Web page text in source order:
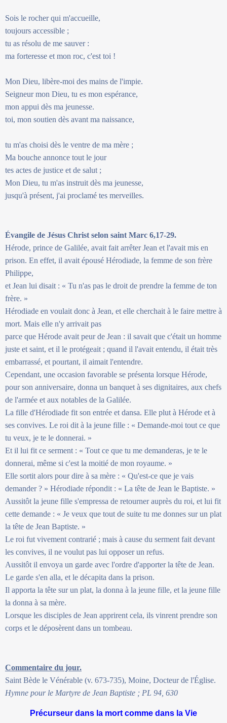
Sois le rocher qui m'accueille,
toujours accessible ;
tu as résolu de me sauver :
ma forteresse et mon roc, c'est toi !
Mon Dieu, libère-moi des mains de l'impie.
Seigneur mon Dieu, tu es mon espérance,
mon appui dès ma jeunesse.
toi, mon soutien dès avant ma naissance,
tu m'as choisi dès le ventre de ma mère ;
Ma bouche annonce tout le jour
tes actes de justice et de salut ;
Mon Dieu, tu m'as instruit dès ma jeunesse,
jusqu'à présent, j'ai proclamé tes merveilles.
Évangile de Jésus Christ selon saint Marc 6,17-29.
Hérode, prince de Galilée, avait fait arrêter Jean et l'avait mis en
prison. En effet, il avait épousé Hérodiade, la femme de son frère
Philippe,
et Jean lui disait : « Tu n'as pas le droit de prendre la femme de ton
frère. »
Hérodiade en voulait donc à Jean, et elle cherchait à le faire mettre à
mort. Mais elle n'y arrivait pas
parce que Hérode avait peur de Jean : il savait que c'était un homme
juste et saint, et il le protégeait ; quand il l'avait entendu, il était très
embarrassé, et pourtant, il aimait l'entendre.
Cependant, une occasion favorable se présenta lorsque Hérode,
pour son anniversaire, donna un banquet à ses dignitaires, aux chefs
de l'armée et aux notables de la Galilée.
La fille d'Hérodiade fit son entrée et dansa. Elle plut à Hérode et à
ses convives. Le roi dit à la jeune fille : « Demande-moi tout ce que
tu veux, je te le donnerai. »
Et il lui fit ce serment : « Tout ce que tu me demanderas, je te le
donnerai, même si c'est la moitié de mon royaume. »
Elle sortit alors pour dire à sa mère : « Qu'est-ce que je vais
demander ? » Hérodiade répondit : « La tête de Jean le Baptiste. »
Aussitôt la jeune fille s'empressa de retourner auprès du roi, et lui fit
cette demande : « Je veux que tout de suite tu me donnes sur un plat
la tête de Jean Baptiste. »
Le roi fut vivement contrarié ; mais à cause du serment fait devant
les convives, il ne voulut pas lui opposer un refus.
Aussitôt il envoya un garde avec l'ordre d'apporter la tête de Jean.
Le garde s'en alla, et le décapita dans la prison.
Il apporta la tête sur un plat, la donna à la jeune fille, et la jeune fille
la donna à sa mère.
Lorsque les disciples de Jean apprirent cela, ils vinrent prendre son
corps et le déposèrent dans un tombeau.
Commentaire du jour.
Saint Bède le Vénérable (v. 673-735), Moine, Docteur de l'Église.
Hymne pour le Martyre de Jean Baptiste ; PL 94, 630
Précurseur dans la mort comme dans la Vie